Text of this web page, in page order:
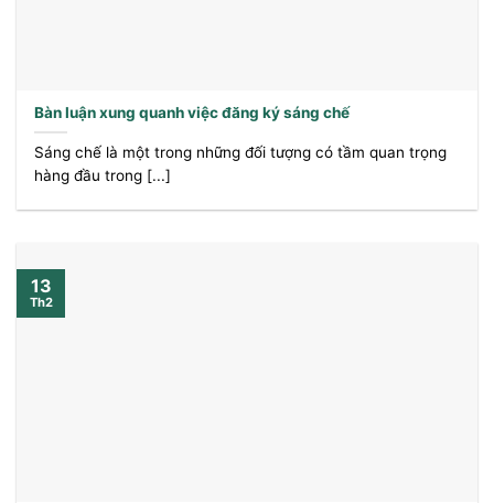
Bàn luận xung quanh việc đăng ký sáng chế
Sáng chế là một trong những đối tượng có tầm quan trọng
hàng đầu trong [...]
13
Th2